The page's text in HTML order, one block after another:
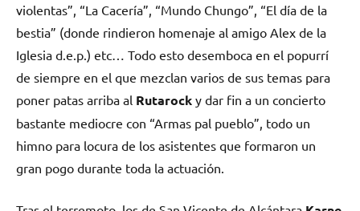
violentas”, “La Cacería”, “Mundo Chungo”, “El día de la
bestia” (donde rindieron homenaje al amigo Alex de la
Iglesia d.e.p.) etc… Todo esto desemboca en el popurrí
de siempre en el que mezclan varios de sus temas para
poner patas arriba al Rutarock y dar fin a un concierto
bastante mediocre con “Armas pal pueblo”, todo un
himno para locura de los asistentes que formaron un
gran pogo durante toda la actuación.